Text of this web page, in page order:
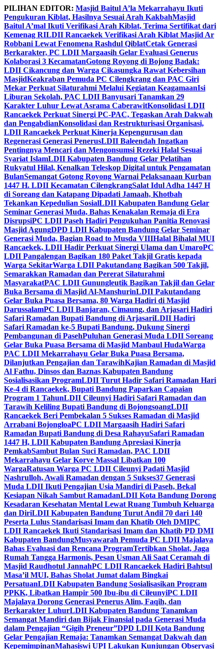
Skip
to
content
PILIHAN EDITOR: Masjid Baitul A’la Mekarrahayu Ikuti
Pengukuran Kiblat, Hasilnya Sesuai Arah KakbahMasjid
Baitul A’mal Ikuti Verifikasi Arah Kiblat, Terima Sertifikat dari
Kemenag RILDII Rancaekek Verifikasi Arah Kiblat Masjid Ar
Robbani Lewat Fenomena Rashdul QiblatCetak Generasi
Berkarakter, PC LDII Margaasih Gelar Evaluasi Generus
Kolaborasi 3 KecamatanGotong Royong di Bojong Badak:
LDII Cikancung dan Warga Cikasungka Rawat Kebersihan
MasjidKeakraban Pemuda PC Cilengkrang dan PAC Giri
Mekar Perkuat Silaturahmi Melalui Kegiatan KeagamaanIsi
Liburan Sekolah, PAC LDII Banyusari Tanamkan 29
Karakter Luhur Lewat Asrama CaberawitKonsolidasi LDII
Rancaekek Perkuat Sinergi PC-PAC, Tegaskan Arah Dakwah
dan PengabdianKonsolidasi dan Restrukturisasi Organisasi,
LDII Rancaekek Perkuat Kinerja Kepengurusan dan
Regenerasi Generasi PenerusLDII Baleendah Ingatkan
Pentingnya Mencari dan Mengonsumsi Rezeki Halal Sesuai
Syariat IslamLDII Kabupaten Bandung Gelar Pelatihan
Rukyatul Hilal, Kenalkan Teleskop Digital untuk Pengamatan
BulanSemangat Gotong Royong Warnai Pelaksanaan Kurban
1447 H. LDII Kecamatan CilengkrangSalat Idul Adha 1447 H
di Soreang dan Katapang Dipadati Jamaah, Khotbah
Tekankan Kepedulian SosialLDII Kabupaten Bandung Gelar
Seminar Generasi Muda, Bahas Kenakalan Remaja di Era
DisrupsiPC LDII Paseh Hadiri Pengukuhan Panitia Renovasi
Masjid AgungDPD LDII Kabupaten Bandung Gelar Seminar
Generasi Muda, Bagian Road to Musda VIIIHalal Bihalal MUI
Rancaekek, LDII Hadir Perkuat Sinergi Ulama dan UmaroPC
LDII Pangalengan Bagikan 180 Paket Takjil Gratis kepada
Warga SekitarWarga LDII Pakutandang Bagikan 500 Takjil,
Semarakkan Ramadan dan Pererat Silaturahmi
MasyarakatPAC LDII Gunungleutik Bagikan Takjil dan Gelar
Buka Bersama di Masjid Al-ManshurinLDII Pakutandang
Gelar Buka Puasa Bersama, 80 Warga Hadiri di Masjid
DarussalamPC LDII Banjaran, Cimaung, dan Arjasari Hadiri
Safari Ramadan Bupati Bandung di ArjasariLDII Hadiri
Safari Ramadan ke-5 Bupati Bandung, Dukung Sinergi
Pembangunan di PasehPuluhan Generasi Muda LDII Soreang
Gelar Buka Puasa Bersama di Masjid Manbaul HudaWarga
PAC LDII Mekarrahayu Gelar Buka Puasa Bersama,
Dilanjutkan Pengajian dan TarawihKajian Ramadan di Masjid
Al Fathu, Dinsos dan Baznas Kabupaten Bandung
Sosialisasikan ProgramLDII Turut Hadir Safari Ramadan Hari
Ke-4 di Rancaekek, Bupati Bandung Paparkan Capaian
Program 1 TahunLDII Cileunyi Hadiri Safari Ramadan dan
Tarawih Keliling Bupati Bandung di BojongsoangLDII
Rancaekek Beri Pembekalan 5 Sukses Ramadan di Masjid
Arrabani BojongloaPC LDII Margaasih Hadiri Safari
Ramadan Bupati Bandung di Desa RahayuSafari Ramadan
1447 H, LDII Kabupaten Bandung Apresiasi Kinerja
PemkabSambut Bulan Suci Ramadan, PAC LDII
Mekarrahayu Gelar Korve Massal Libatkan 100
WargaRatusan Warga PC LDII Cileunyi Padati Masjid
Nashrulloh, Awali Ramadan dengan 5 Sukses37 Generasi
Muda LDII Ikuti Pengajian Usia Mandiri di Paseh, Bekal
Kesiapan Nikah Sambut RamadanLDII Kota Bandung Dorong
Kesadaran Kesehatan Mental Lewat Ruang Tumbuh Keluarga
dan DiriLDII Kabupaten Bandung Turut Andil 70 dari 140
Peserta Lulus Standarisasi Imam dan Khatib Oleh DMIPC
LDII Rancaekek Ikuti Standarisasi Imam dan Khatib PD DMI
Kabupaten BandungMusyawarah Pemuda PC LDII Majalaya
Bahas Evaluasi dan Rencana ProgramTertibkan Sholat, Jaga
Rumah Tangga Harmonis, Pesan Usman Ali Saat Ceramah di
Masjid Raudhotul JannahPC LDII Rancaekek Hadiri Bahtsul
Masa’il MUI, Bahas Sholat Jumat dalam Bingkai
PersatuanLDII Kabupaten Bandung Sosialisasikan Program
PPKK, Libatkan Hampir 500 Ibu-ibu di CileunyiPC LDII
Majalaya Dorong Generasi Penerus Alim, Faqih, dan
Berkarakter LuhurLDII Kabupaten Bandung Tanamkan
Semangat Mandiri dan Bijak Finansial pada Generasi Muda
dalam Pengajian “Gigih Preneur”DPD LDII Kota Bandung
Gelar Pengajian Remaja: Tanamkan Semangat Dakwah dan
KepemimpinanMahasiswi UPI Lakukan Kunjungan Observasi